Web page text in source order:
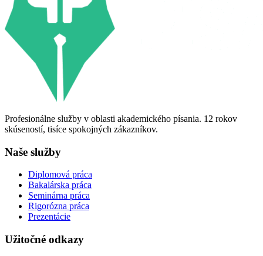
Profesionálne služby v oblasti akademického písania. 12 rokov
skúseností, tisíce spokojných zákazníkov.
Naše služby
Diplomová práca
Bakalárska práca
Seminárna práca
Rigorózna práca
Prezentácie
Užitočné odkazy